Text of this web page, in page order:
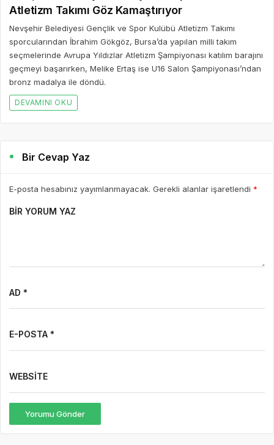
Atletizm Takımı Göz Kamaştırıyor
Nevşehir Belediyesi Gençlik ve Spor Kulübü Atletizm Takımı
sporcularından İbrahim Gökgöz, Bursa’da yapılan milli takım
seçmelerinde Avrupa Yıldızlar Atletizm Şampiyonası katılım barajını
geçmeyi başarırken, Melike Ertaş ise U16 Salon Şampiyonası’ndan
bronz madalya ile döndü.
DEVAMINI OKU
Bir Cevap Yaz
E-posta hesabınız yayımlanmayacak. Gerekli alanlar işaretlendi *
BIR YORUM YAZ
AD *
E-POSTA *
WEBSITE
Yorumu Gönder